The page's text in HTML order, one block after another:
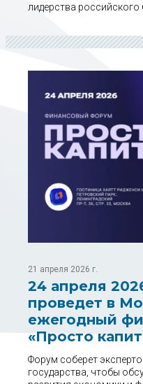
лидерства российского
21 апреля 2026 г.
24 апреля
проведет в
ежегодный
«Просто
Форум соберет
государства, чтобы